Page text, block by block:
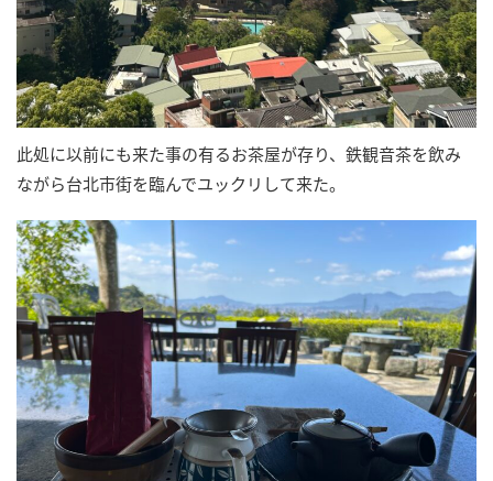
此処に以前にも来た事の有るお茶屋が存り、鉄観音茶を飲み
ながら台北市街を臨んでユックリして来た。